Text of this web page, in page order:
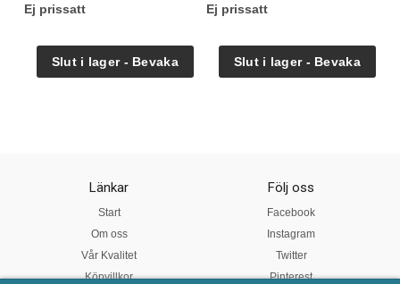
Ej prissatt Ej prissatt
Länkar
Start
Om oss
Vår Kvalitet
Köpvillkor
Följ oss
Facebook
Instagram
Twitter
Pinterest